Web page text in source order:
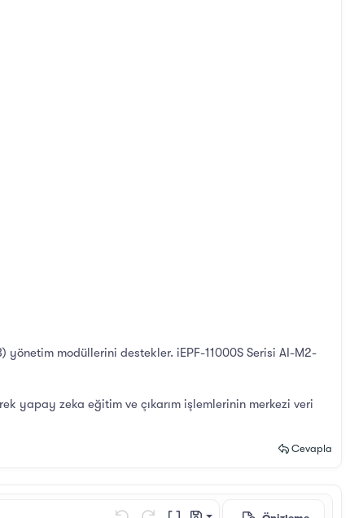
modüllerini destekler. iEPF-11000S Serisi AI-M2-
yapay zeka eğitim ve çıkarım işlemlerinin merkezi veri
Cevapla